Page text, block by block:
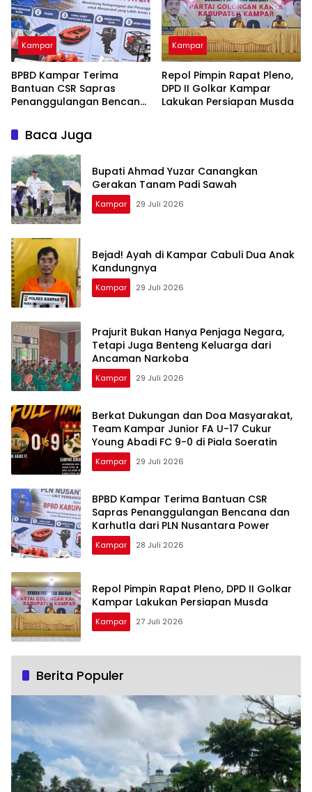
Kampar
BPBD Kampar Terima
Bantuan CSR Sapras
Penanggulangan Bencana
Nusantara Power
Kampar
Repol Pimpin Rapat Pleno,
DPD II Golkar Kampar
Lakukan Persiapan Musda
Baca Juga
Bupati Ahmad Yuzar Canangkan
Gerakan Tanam Padi Sawah
Kampar 29 Juli 2026
Bejad! Ayah di Kampar Cabuli Dua Anak
Kandungnya
Kampar 29 Juli 2026
Prajurit Bukan Hanya Penjaga Negara,
Tetapi Juga Benteng Keluarga dari
Ancaman Narkoba
Kampar 29 Juli 2026
Berkat Dukungan dan Doa Masyarakat,
Team Kampar Junior FA U-17 Cukur
Young Abadi FC 9-0 di Piala Soeratin
Kampar 29 Juli 2026
BPBD Kampar Terima Bantuan CSR
Sapras Penanggulangan Bencana dan
Karhutla dari PLN Nusantara Power
Kampar 28 Juli 2026
Repol Pimpin Rapat Pleno, DPD II Golkar
Kampar Lakukan Persiapan Musda
Kampar 27 Juli 2026
Berita Populer